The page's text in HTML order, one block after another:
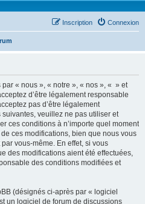
Connexion
Inscription
« nous », « notre », « nos », « » et
d’être légalement responsable
pas d’être légalement
veuillez ne pas utiliser et
ces conditions à n’importe quel moment
ces modifications, bien que nous vous
vous-même. En effet, si vous
des modifications aient été effectuées,
des conditions modifiées et
(désignés ci-après par « logiciel
un logiciel de forum de discussions